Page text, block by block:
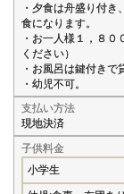
・夕食は舟盛り付
食になります。
・お一人様１，８
ください）
・お風呂は鍵付きで
・幼児不可。
支払い方法
現地決済
子供料金
小学生